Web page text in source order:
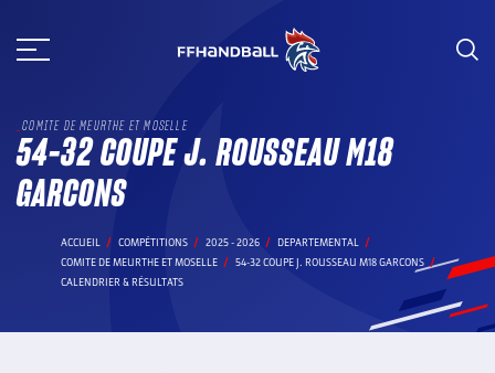
au
COMITE DE MEURTHE ET MOSELLE
54-32 COUPE J. ROUSSEAU M18
GARCONS
ACCUEIL COMPÉTITIONS 2025 - 2026
DEPARTEMENTAL
COMITE DE MEURTHE ET MOSELLE
54-32 COUPE J. ROUSSEAU M18 GARCONS
CALENDRIER & RÉSULTATS